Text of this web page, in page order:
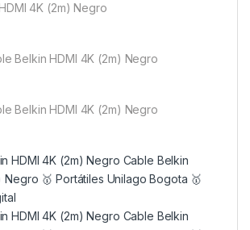
4K (2m) Negro
Belkin HDMI 4K (2m) Negro
Belkin HDMI 4K (2m) Negro